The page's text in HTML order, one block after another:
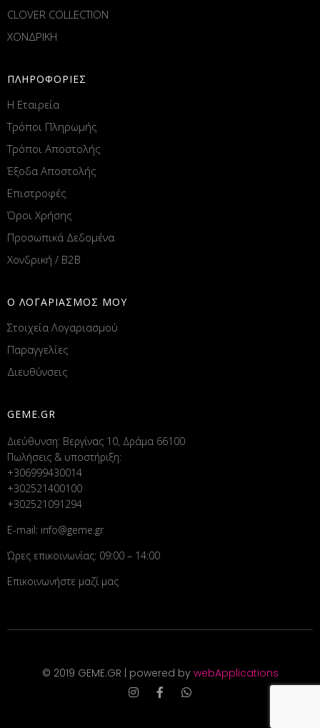
CLOVER COLLECTION
ΧΟΝΔΡΙΚΗ
ΠΛΗΡΟΦΟΡΙΕΣ
Η Εταιρεία
Τρόποι Πληρωμής
Τρόποι Αποστολής
Έξοδα Αποστολής
Επιστροφές
Όροι Χρήσης
Προσωπικά Δεδομένα
Χονδρική / B2B
Ο ΛΟΓΑΡΙΑΣΜΟΣ ΜΟΥ
Στοιχεία Λογαριασμού
Παραγγελίες
Διευθύνσεις
GEME.GR
Διεύθυνση: Βεργίνας 10, Δράμα 66100
Πωλήσεις & υποστήριξη:
+306999430014
+302521400100
+302521091294
E-mail: info@geme.gr
Ώρες επικοινωνίας: 09:00 – 14:00
Επικοινωνήστε μαζί μας
© 2019 GEME.GR | powered by webApplications